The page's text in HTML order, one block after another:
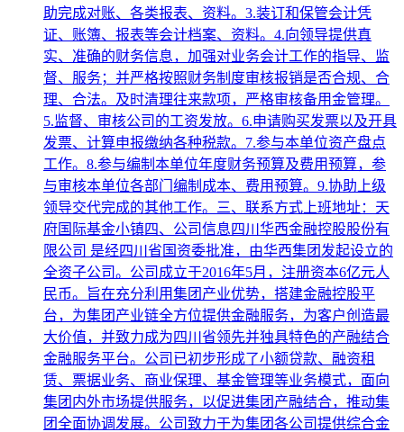
助完成对账、各类报表、资料。3.装订和保管会计凭
证、账簿、报表等会计档案、资料。4.向领导提供真
实、准确的财务信息，加强对业务会计工作的指导、监
督、服务；并严格按照财务制度审核报销是否合规、合
理、合法。及时清理往来款项，严格审核备用金管理。
5.监督、审核公司的工资发放。6.申请购买发票以及开具
发票、计算申报缴纳各种税款。7.参与本单位资产盘点
工作。8.参与编制本单位年度财务预算及费用预算，参
与审核本单位各部门编制成本、费用预算。9.协助上级
领导交代完成的其他工作。三、联系方式上班地址：天
府国际基金小镇四、公司信息四川华西金融控股股份有
限公司 是经四川省国资委批准，由华西集团发起设立的
全资子公司。公司成立于2016年5月，注册资本6亿元人
民币。旨在充分利用集团产业优势，搭建金融控股平
台，为集团产业链全方位提供金融服务，为客户创造最
大价值，并致力成为四川省领先并独具特色的产融结合
金融服务平台。公司已初步形成了小额贷款、融资租
赁、票据业务、商业保理、基金管理等业务模式，面向
集团内外市场提供服务，以促进集团产融结合，推动集
团全面协调发展。公司致力于为集团各公司提供综合金